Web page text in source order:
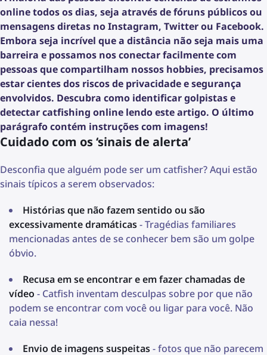
online todos os dias, seja através de fóruns públicos ou
mensagens diretas no Instagram, Twitter ou Facebook.
Embora seja incrível que a distância não seja mais uma
barreira e possamos nos conectar facilmente com
pessoas que compartilham nossos hobbies, precisamos
estar cientes dos riscos de privacidade e segurança
envolvidos. Descubra como identificar golpistas e
detectar catfishing online lendo este artigo. O último
parágrafo contém instruções com imagens!
Cuidado com os ‘sinais de alerta’
Desconfia que alguém pode ser um catfisher? Aqui estão
sinais típicos a serem observados:
Histórias que não fazem sentido ou são
excessivamente dramáticas- Tragédias familiares
mencionadas antes de se conhecer bem são um golpe
óbvio.
Recusa em se encontrar e em fazer chamadas de
vídeo - Catfish inventam desculpas sobre por que não
podem se encontrar com você ou ligar para você. Não
caia nessa!
Envio de imagens suspeitas- fotos que não parecem